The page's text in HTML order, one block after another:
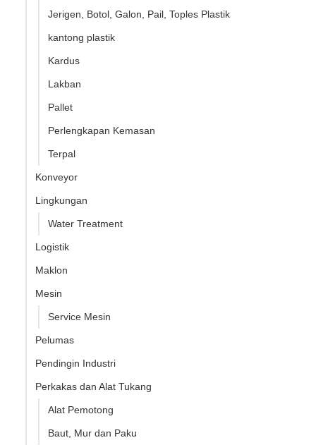
Jerigen, Botol, Galon, Pail, Toples Plastik
kantong plastik
Kardus
Lakban
Pallet
Perlengkapan Kemasan
Terpal
Konveyor
Lingkungan
Water Treatment
Logistik
Maklon
Mesin
Service Mesin
Pelumas
Pendingin Industri
Perkakas dan Alat Tukang
Alat Pemotong
Baut, Mur dan Paku